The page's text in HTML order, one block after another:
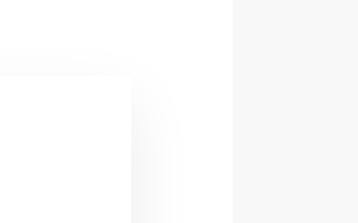
девушки,
до
ЧР